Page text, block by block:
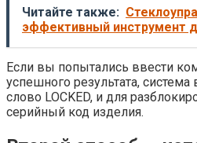
Читайте также:
эффективный инструмент
Если вы попытались ввести
успешного результата,
слово LOCKED, и для
серийный код изделия.